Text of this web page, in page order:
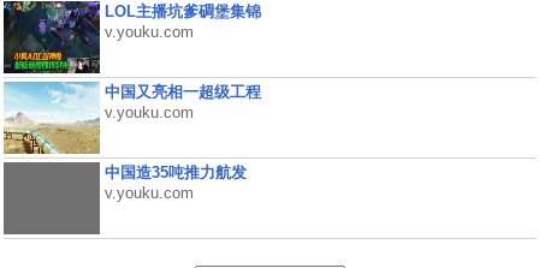
LOL主播坑爹碉堡集锦
v.youku.com
中国又亮相一超级工程
v.youku.com
中国造35吨推力航发
v.youku.com